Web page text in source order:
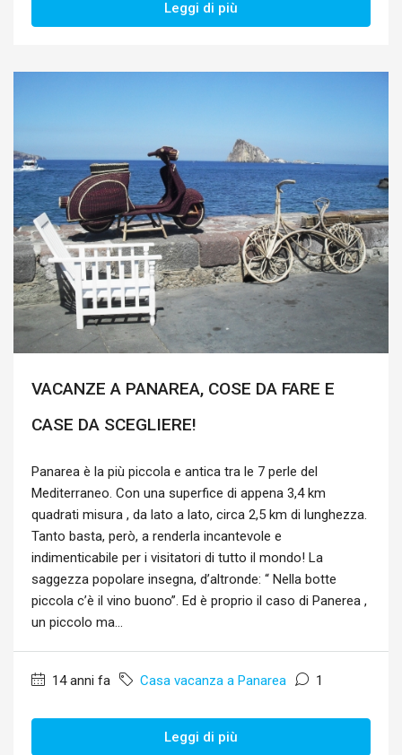
Leggi di più
VACANZE A PANAREA, COSE DA FARE E
CASE DA SCEGLIERE!
Panarea è la più piccola e antica tra le 7 perle del
Mediterraneo. Con una superfice di appena 3,4 km
quadrati misura , da lato a lato, circa 2,5 km di lunghezza.
Tanto basta, però, a renderla incantevole e
indimenticabile per i visitatori di tutto il mondo! La
saggezza popolare insegna, d’altronde: “ Nella botte
piccola c’è il vino buono”. Ed è proprio il caso di Panerea ,
un piccolo ma...
14 anni fa Casa vacanza a Panarea 1
Leggi di più